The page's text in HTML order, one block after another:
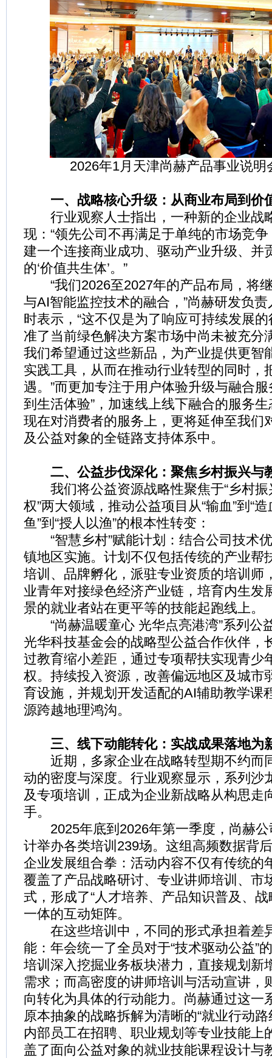
2026年1月天津尚赫产品事业说明
一、战略核心升级：从商业布局到价
行业观察人士指出，一种新的企业战
现：“领先公司不再满足于单纯的市场竞
建一个连接商业成功、驱动产业升级、并
的‘价值共生体’。”
“我们2026至2027年的产品布局，将
与AI智能监控技术的融合，”尚赫研发负
时表示，“这不仅是为了响应可持续发展
准了当前绿色解决方案市场中尚未被充分
我们希望通过这些新品，为产业提供更智
实践工具，从而在推动行业转型的同时，
遇。”而更加专注于用户体验升级与融合服
到生活体验”，加速线上线下融合的服务
现在对消费者的服务上，更将延伸至我们
及公益对象的全链路支持体系中。
二、公益步伐深化：聚焦乡村振兴与
我们将公益资源战略性聚焦于“乡村振
权”两大领域，推动公益项目从“输血”到“造
鱼”到“授人以渔”的根本性转变：
“智慧乡村”赋能计划：结合公司技术
镇地区实施。计划不仅包括传统的产业帮
培训、品牌孵化，派驻专业资质的培训师
业青年对接绿色经济产业链，培育内生发
景的就业者站在更平等的技能起跑线上。
“尚赫温暖童心 光华点亮港湾”系列公
光华科技基金会的战略型公益合作伙伴，
过教育缩小差距，通过专项帮扶实现青少
权。持续投入资源，改善偏远地区及城市
育设施，并规划开发适配的AI辅助教学课
源跨越地理鸿沟。
三、线下动能转化：实战成果落地为
近期，多家企业在战略转型期不约而
动的密度与深度。行业观察显示，系列沙
及专项培训，正成为企业新战略从构思走
手。
2025年底到2026年第一季度，尚赫公
计举办各类培训239场。这组高频数据背
企业发展组合拳：活动内容不仅有传统的
覆盖了产品战略研讨、专业讲师培训、市
式，形成了“人才培养、产品知识普及、战
一体的互动矩阵。
在这些培训中，不同的形式承担着差
能：年会统一了全员对于“技术驱动公益”
培训深入挖掘业务板块潜力，直接规划新
需求；而高密度的讲师培训与活动宣讲，
向转化为具体的行动能力。尚赫通过这一
原本抽象的战略拆解为清晰的“就业行动
内部员工在招聘、职业规划等专业技能上
盖了面向公益对象的就业技能课程设计与